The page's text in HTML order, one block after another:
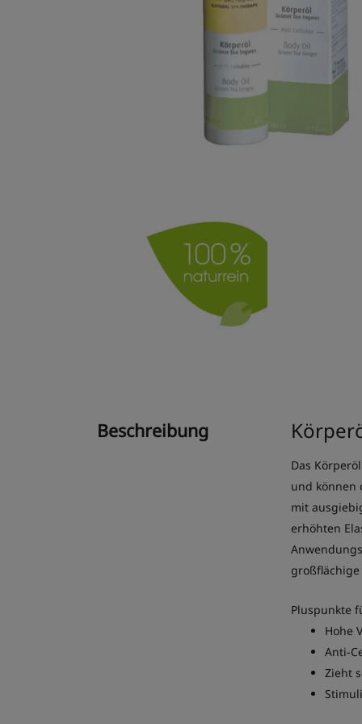
Beschreibung
Das
und können
mit
erhöhten
Pluspunkte
Hohe
Anti-
Zieht